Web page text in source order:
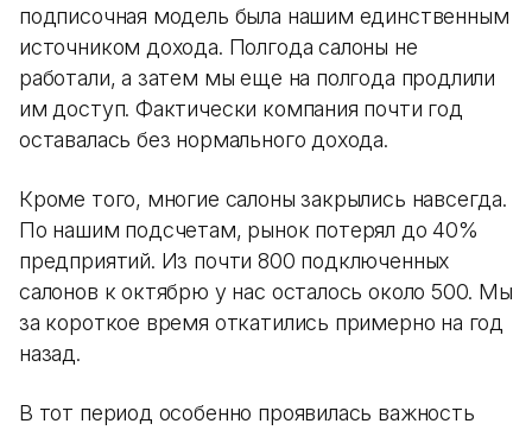
подписочная модель была нашим единственным
источником дохода. Полгода салоны не
работали, а затем мы еще на полгода продлили
им доступ. Фактически компания почти год
оставалась без нормального дохода.
Кроме того, многие салоны закрылись навсегда.
По нашим подсчетам, рынок потерял до 40%
предприятий. Из почти 800 подключенных
салонов к октябрю у нас осталось около 500. Мы
за короткое время откатились примерно на год
назад.
В тот период особенно проявилась важность